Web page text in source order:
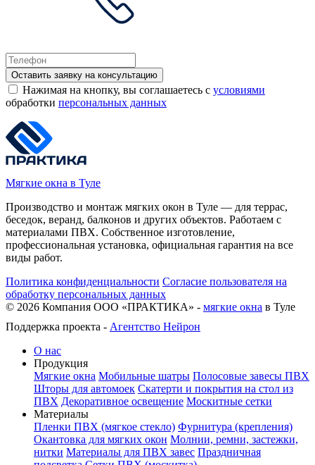
Оставить заявку на консультацию
Нажимая на кнопку, вы соглашаетесь с условиями
обработки персональных данных
Мягкие окна в Туле
Производство и монтаж мягких окон в Туле — для террас,
беседок, веранд, балконов и других объектов. Работаем с
материалами ПВХ. Собственное изготовление,
профессиональная установка, официальная гарантия на все
виды работ.
Политика конфиденциальности Согласие пользователя на
обработку персональных данных
© 2026 Компания ООО «ПРАКТИКА» - мягкие окна в Туле
Поддержка проекта - Агентство Нейрон
О нас
Продукция
Мягкие окна Мобильные шатры Полосовые завесы ПВХ
Шторы для автомоек Скатерти и покрытия на стол из
ПВХ Декоративное освещение Москитные сетки
Материалы
Пленки ПВХ (мягкое стекло) Фурнитура (крепления)
Окантовка для мягких окон Молнии, ремни, застежки,
нитки Материалы для ПВХ завес Праздничная